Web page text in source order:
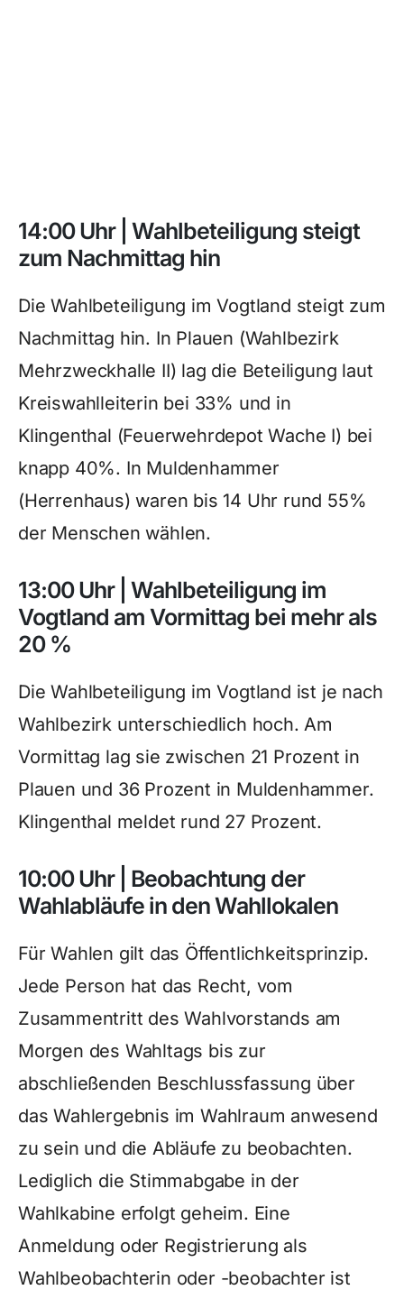
14:00 Uhr | Wahlbeteiligung steigt
zum Nachmittag hin
Die Wahlbeteiligung im Vogtland steigt zum
Nachmittag hin. In Plauen (Wahlbezirk
Mehrzweckhalle II) lag die Beteiligung laut
Kreiswahlleiterin bei 33% und in
Klingenthal (Feuerwehrdepot Wache I) bei
knapp 40%. In Muldenhammer
(Herrenhaus) waren bis 14 Uhr rund 55%
der Menschen wählen.
13:00 Uhr | Wahlbeteiligung im
Vogtland am Vormittag bei mehr als
20 %
Die Wahlbeteiligung im Vogtland ist je nach
Wahlbezirk unterschiedlich hoch. Am
Vormittag lag sie zwischen 21 Prozent in
Plauen und 36 Prozent in Muldenhammer.
Klingenthal meldet rund 27 Prozent.
10:00 Uhr | Beobachtung der
Wahlabläufe in den Wahllokalen
Für Wahlen gilt das Öffentlichkeitsprinzip.
Jede Person hat das Recht, vom
Zusammentritt des Wahlvorstands am
Morgen des Wahltags bis zur
abschließenden Beschlussfassung über
das Wahlergebnis im Wahlraum anwesend
zu sein und die Abläufe zu beobachten.
Lediglich die Stimmabgabe in der
Wahlkabine erfolgt geheim. Eine
Anmeldung oder Registrierung als
Wahlbeobachterin oder -beobachter ist